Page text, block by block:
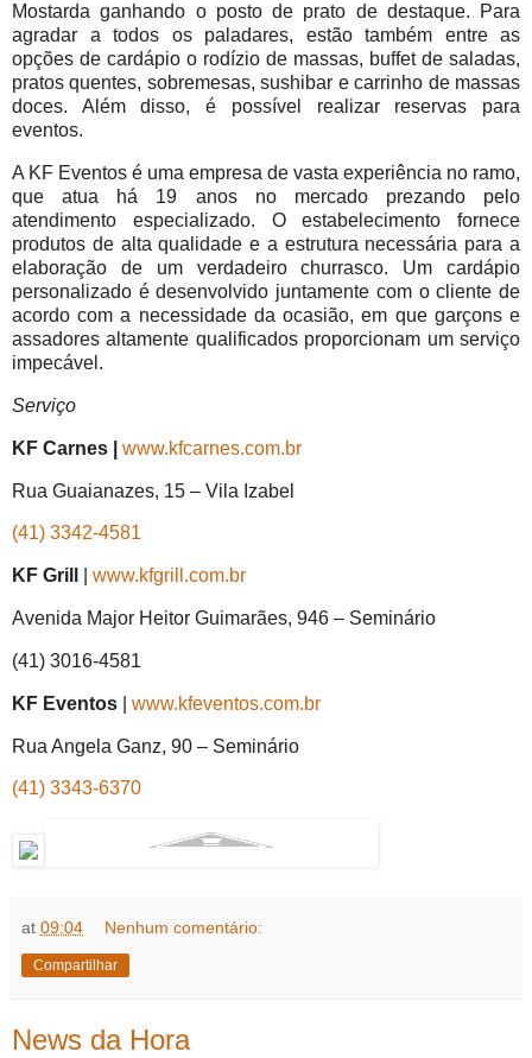
Mostarda ganhando o posto de prato de destaque. Para
agradar a todos os paladares, estão também entre as
opções de cardápio o rodízio de massas, buffet de saladas,
pratos quentes, sobremesas, sushibar e carrinho de massas
doces. Além disso, é possível realizar reservas para
eventos.
A KF Eventos é uma empresa de vasta experiência no ramo,
que atua há 19 anos no mercado prezando pelo
atendimento especializado. O estabelecimento fornece
produtos de alta qualidade e a estrutura necessária para a
elaboração de um verdadeiro churrasco. Um cardápio
personalizado é desenvolvido juntamente com o cliente de
acordo com a necessidade da ocasião, em que garçons e
assadores altamente qualificados proporcionam um serviço
impecável.
Serviço
KF Carnes | www.kfcarnes.com.br
Rua Guaianazes, 15 – Vila Izabel
(41) 3342-4581
KF Grill www.kfgrill.com.br
Avenida Major Heitor Guimarães, 946 – Seminário
(41) 3016-4581
KF Eventos www.kfeventos.com.br
Rua Angela Ganz, 90 – Seminário
(41) 3343-6370
at 09:04 Nenhum comentário:
Compartilhar
News da Hora